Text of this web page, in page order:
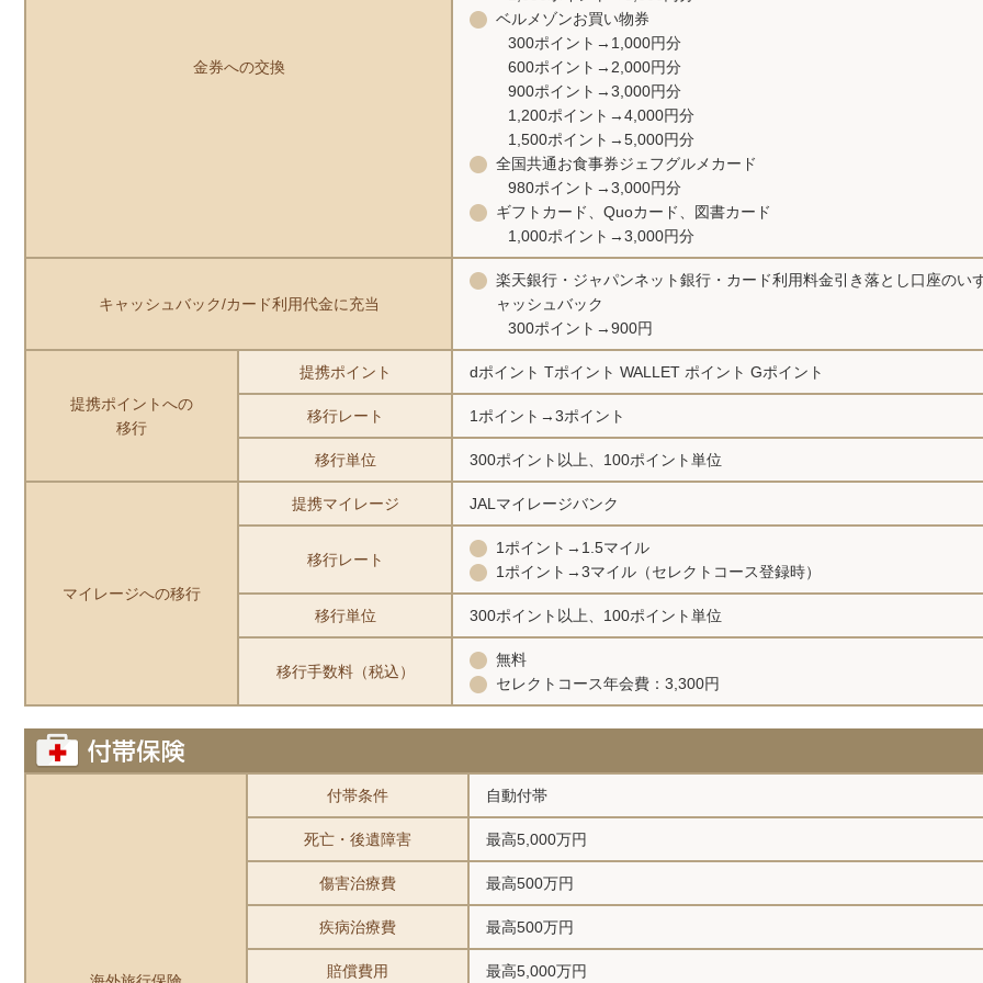
金券への交換
ベルメゾンお買い物券
300ポイント→1,000円分
600ポイント→2,000円分
900ポイント→3,000円分
1,200ポイント→4,000円分
1,500ポイント→5,000円分
全国共通お食事券ジェフグルメカード
980ポイント→3,000円分
ギフトカード、Quoカード、図書カード
1,000ポイント→3,000円分
キャッシュバック/カード利用代金に充当
楽天銀行・ジャパンネット銀行・カード利用料金引き落とし口座のい
ャッシュバック
300ポイント→900円
提携ポイントへの
移行
提携ポイント dポイント Tポイント WALLET ポイント Gポイント
移行レート 1ポイント→3ポイント
移行単位 300ポイント以上、100ポイント単位
マイレージへの移行
提携マイレージ JALマイレージバンク
移行レート
1ポイント→1.5マイル
1ポイント→3マイル（セレクトコース登録時）
移行単位 300ポイント以上、100ポイント単位
移行手数料（税込）
無料
セレクトコース年会費：3,300円
付帯条件 自動付帯
死亡・後遺障害 最高5,000万円
傷害治療費 最高500万円
疾病治療費 最高500万円
賠償費用 最高5,000万円